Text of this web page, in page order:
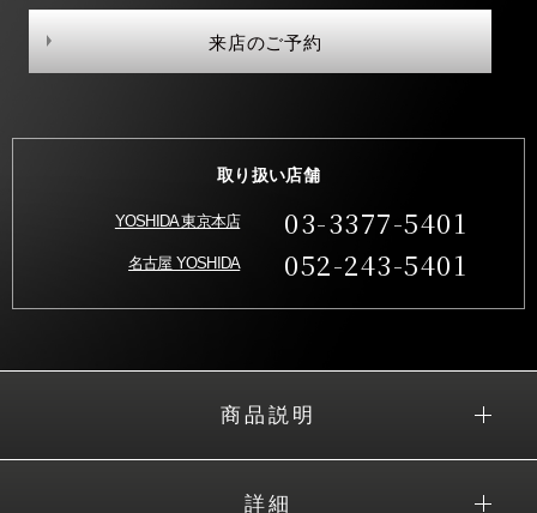
来店のご予約
取り扱い店舗
YOSHIDA 東京本店 03-3377-5401
名古屋 YOSHIDA 052-243-5401
商品説明
詳細